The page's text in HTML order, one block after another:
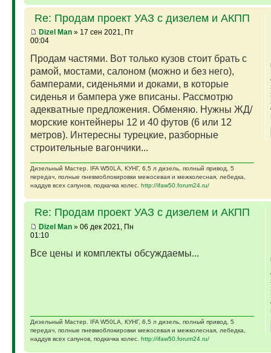
Re: Продам проект УАЗ с дизелем и АКПП
Dizel Man» 17 сен 2021, Пт
00:04
Продам частями. Вот только кузов стоит брать с
рамой, мостами, салоном (можно и без него),
бамперами, сиденьями и доками, в которые
сиденья и бампера уже вписаны. Рассмотрю
адекватные предложения. Обменяю. Нужны ЖД/
морские контейнеры 12 и 40 футов (6 или 12
метров). Интересны турецкие, разборные
строительные вагончики...
Дизельный Мастер. IFA W50LA, КУНГ, 6,5 л дизель, полный привод, 5
передач, полные пневмоблокировки межосевая и межколесная, лебедка,
наддув всех сапунов, подкачка колес. http://ifaw50.forum24.ru/
Re: Продам проект УАЗ с дизелем и АКПП
Dizel Man» 06 дек 2021, Пн
01:10
Все цены и комплекты обсуждаемы...
Дизельный Мастер. IFA W50LA, КУНГ, 6,5 л дизель, полный привод, 5
передач, полные пневмоблокировки межосевая и межколесная, лебедка,
наддув всех сапунов, подкачка колес. http://ifaw50.forum24.ru/